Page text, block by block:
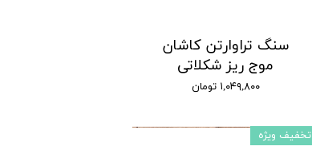
سنگ تراوارتن کاشان
موج ریز شکلاتی
۱,۰۴۹,۸۰۰ تومان
تخفیف ویژه